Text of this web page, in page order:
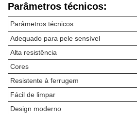
Parâmetros técnicos:
Parâmetros técnicos
Adequado para pele sensível
Alta resistência
Cores
Resistente à ferrugem
Fácil de limpar
Design moderno